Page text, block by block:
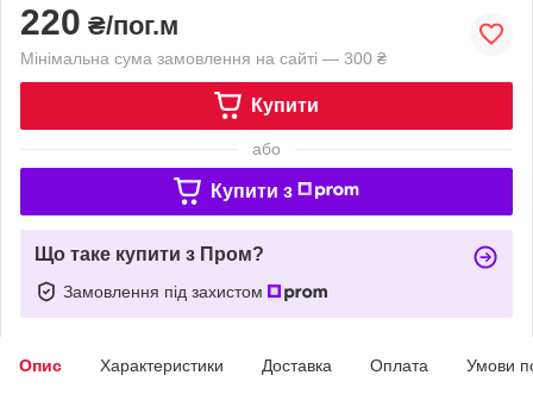
220 ₴/пог.м
Мінімальна сума замовлення на сайті — 300 ₴
Купити
або
Купити з
Що таке купити з Пром?
Замовлення під захистом
Опис Характеристики Доставка Оплата Умови